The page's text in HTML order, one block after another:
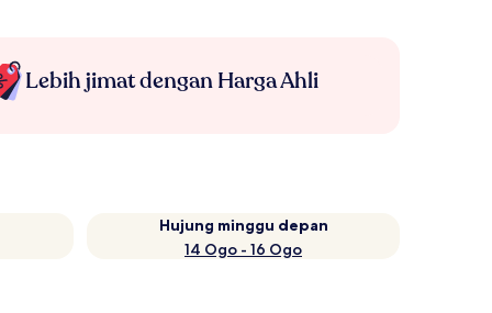
Lebih jimat dengan Harga Ahli
Hujung minggu depan
14 Ogo - 16 Ogo